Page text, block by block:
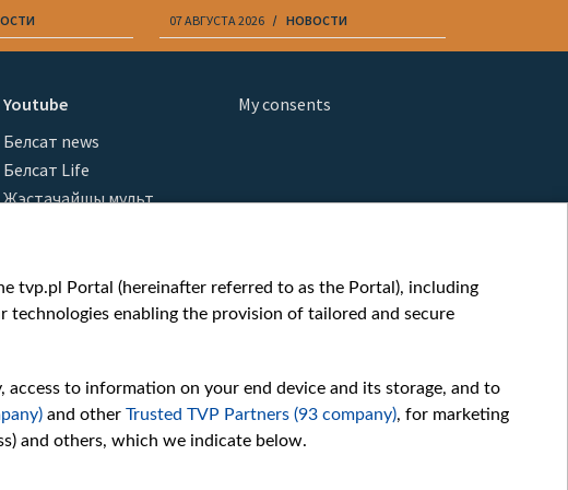
07 АВГУСТА 2026 НОВОСТИ
Youtube
Белсат news
Белсат Life
Жэстачайшы мульт
Белсат Now
Белсат Shorts
Белсат Doc
My consents
tvp.pl Portal (hereinafter referred to as the Portal), including
technologies enabling the provision of tailored and secure
to information on your end device and its storage, and to
and other Trusted TVP Partners (93 company), for marketing
and others, which we indicate below.